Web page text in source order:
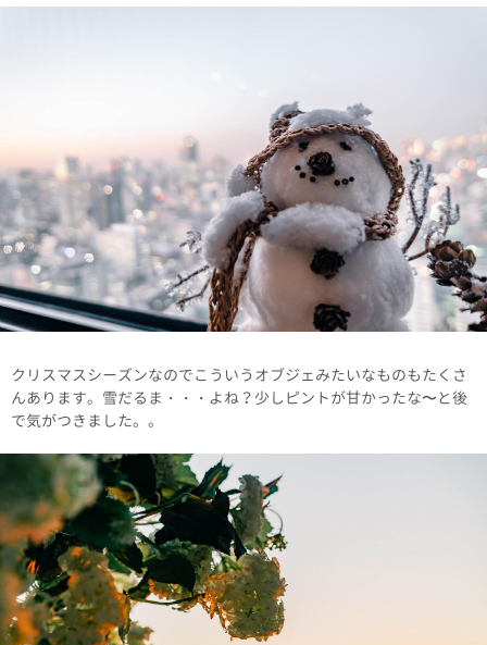
クリスマスシーズンなのでこういうオブジェみたいなものもたくさ
んあります。雪だるま・・・よね？少しピントが甘かったな〜と後
で気がつきました。。